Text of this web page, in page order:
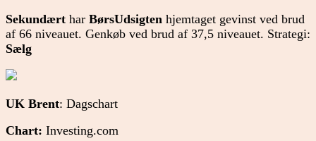
Sekundært har BørsUdsigten hjemtaget gevinst ved brud
af 66 niveauet. Genkøb ved brud af 37,5 niveauet. Strategi:
Sælg
UK Brent: Dagschart
Chart: Investing.com